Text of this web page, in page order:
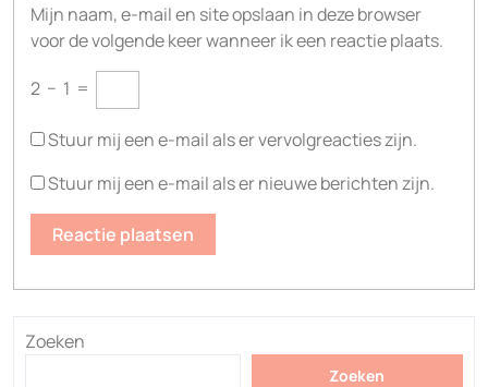
Mijn naam, e-mail en site opslaan in deze browser
voor de volgende keer wanneer ik een reactie plaats.
2 − 1 =
Stuur mij een e-mail als er vervolgreacties zijn.
Stuur mij een e-mail als er nieuwe berichten zijn.
Zoeken
Zoeken